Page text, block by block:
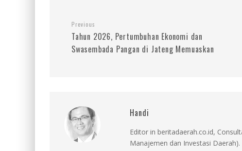
Previous
Tahun 2026, Pertumbuhan Ekonomi dan
Swasembada Pangan di Jateng Memuaskan
Handi
Editor in beritadaerah.co.id,
Manajemen dan Investasi Daerah).